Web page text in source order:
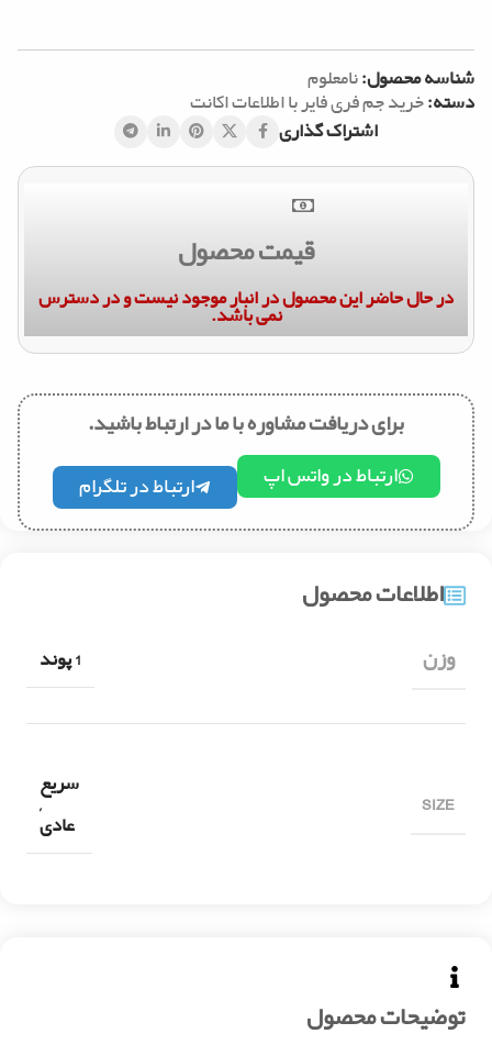
شناسه محصول:نامعلوم
دسته:خرید جم فری فایر با اطلاعات اکانت
اشتراک گذاری
قیمت محصول
در حال حاضر این محصول در انبار موجود نیست و در دسترس
نمی باشد.
برای دریافت مشاوره با ما در ارتباط باشید.
ارتباط در واتس اپ ارتباط در تلگرام
توضیحات محصول
اطلاعات محصول
وزن 1 پوند
SIZE
سریع
,
عادی